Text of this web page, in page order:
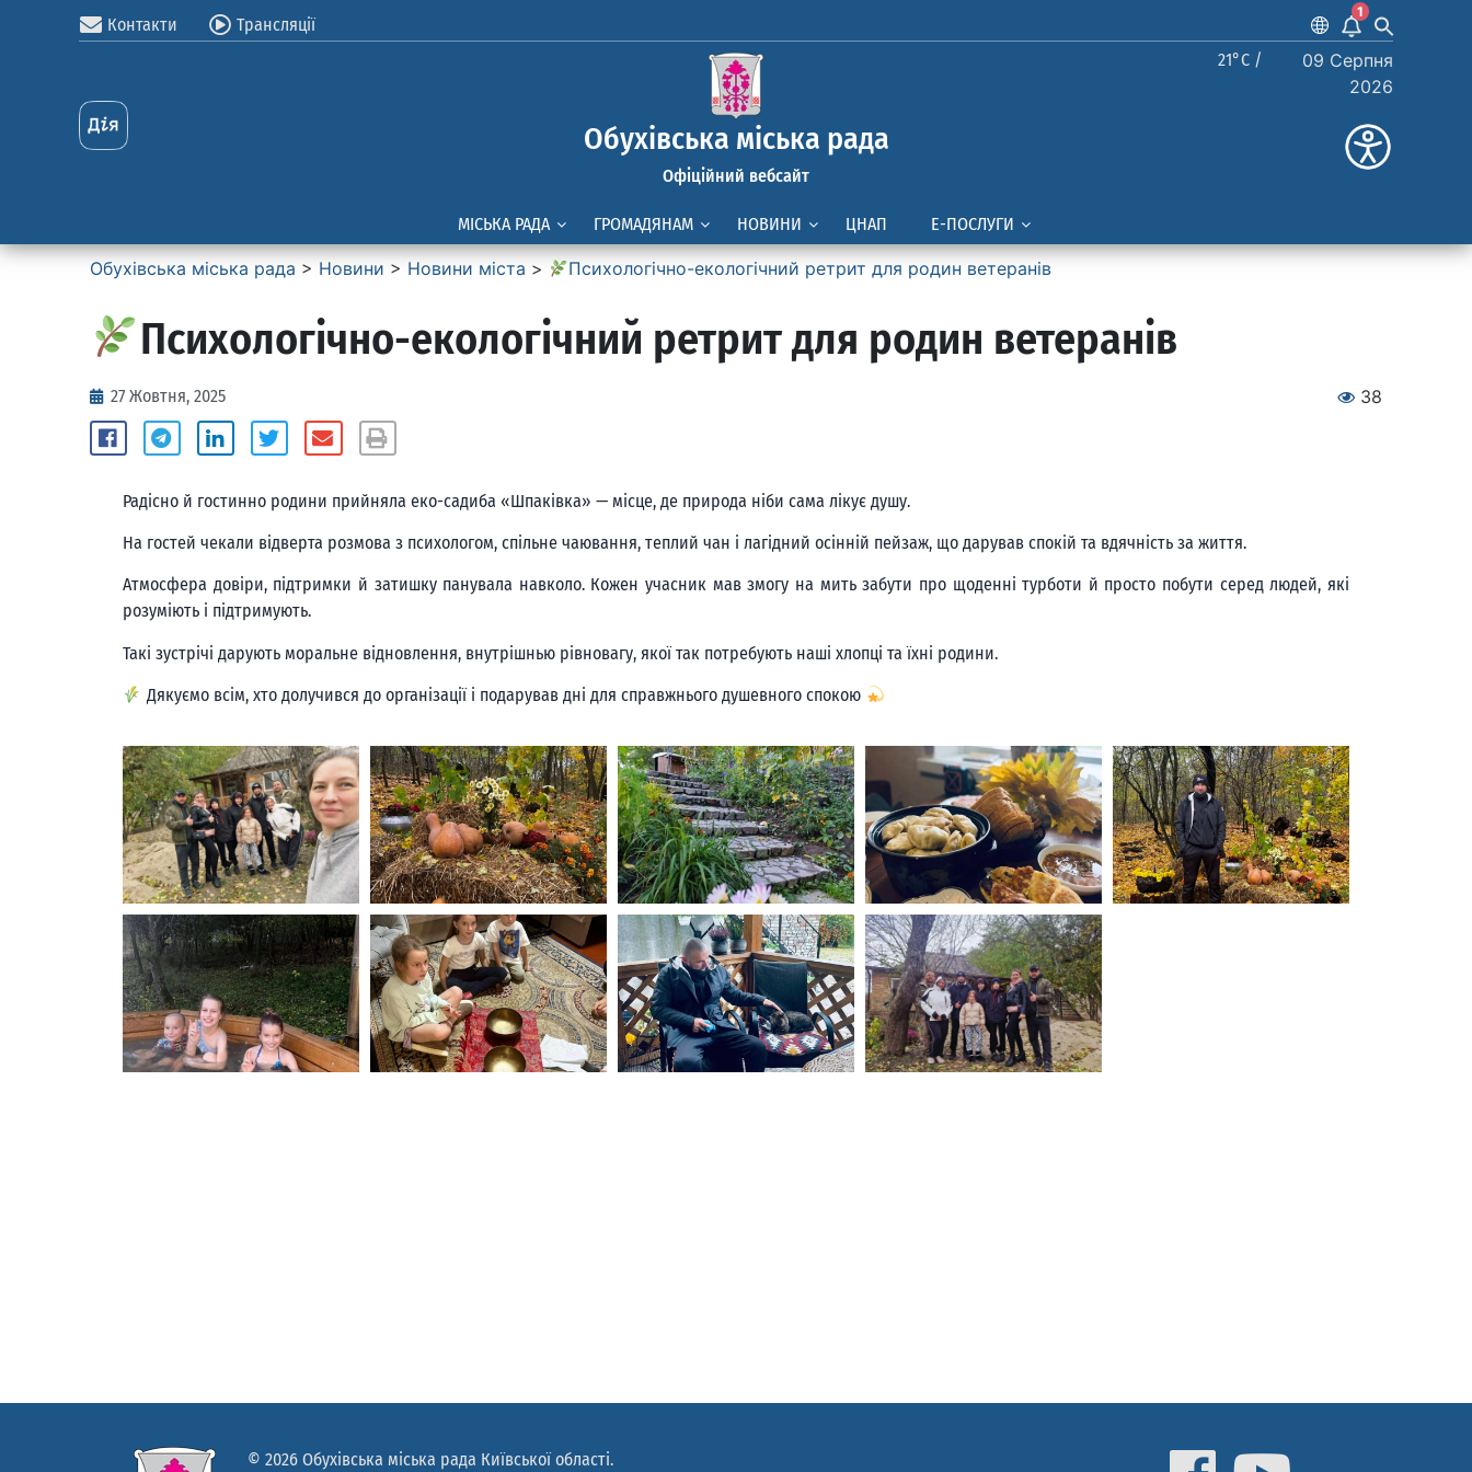
Контакти Трансляції
1
Обухівська міська рада
Офіційний вебсайт
21°C /
09 Серпня
2026
МІСЬКА РАДА ГРОМАДЯНАМ НОВИНИ ЦНАП Е-ПОСЛУГИ
Обухівська міська рада > Новини > Новини міста > Психологічно-екологічний ретрит для родин ветеранів
Психологічно-екологічний ретрит для родин ветеранів
27 Жовтня, 2025 38
Радісно й гостинно родини прийняла еко-садиба «Шпаківка» — місце, де природа ніби сама лікує душу.
На гостей чекали відверта розмова з психологом, спільне чаювання, теплий чан і лагідний осінній пейзаж, що дарував спокій та вдячність за життя.
Атмосфера довіри, підтримки й затишку панувала навколо. Кожен учасник мав змогу на мить забути про щоденні турботи й просто побути серед людей, які
розуміють і підтримують.
Такі зустрічі дарують моральне відновлення, внутрішнью рівновагу, якої так потребують наші хлопці та їхні родини.
Дякуємо всім, хто долучився до організації і подарував дні для справжнього душевного спокою
© 2026 Обухівська міська рада Київської області.